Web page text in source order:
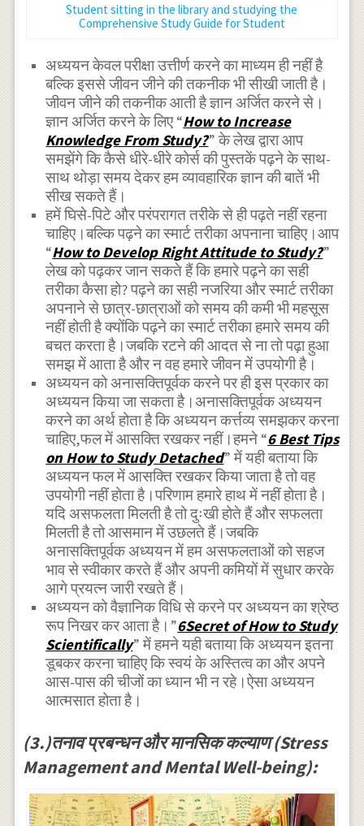
Student sitting in the library and studying the
Comprehensive Study Guide for Student
अध्ययन केवल परीक्षा उत्तीर्ण करने का माध्यम ही नहीं है
बल्कि इससे जीवन जीने की तकनीक भी सीखी जाती है।
जीवन जीने की तकनीक आती है ज्ञान अर्जित करने से।
ज्ञान अर्जित करने के लिए “How to Increase
Knowledge From Study?” के लेख द्वारा आप
समझेंगे कि कैसे धीरे-धीरे कोर्स की पुस्तकें पढ़ने के साथ-
साथ थोड़ा समय देकर हम व्यावहारिक ज्ञान की बातें भी
सीख सकते हैं।
हमें घिसे-पिटे और परंपरागत तरीके से ही पढ़ते नहीं रहना
चाहिए।बल्कि पढ़ने का स्मार्ट तरीका अपनाना चाहिए।आप
“How to Develop Right Attitude to Study?”
लेख को पढ़कर जान सकते हैं कि हमारे पढ़ने का सही
तरीका कैसा हो? पढ़ने का सही नजरिया और स्मार्ट तरीका
अपनाने से छात्र-छात्राओं को समय की कमी भी महसूस
नहीं होती है क्योंकि पढ़ने का स्मार्ट तरीका हमारे समय की
बचत करता है।जबकि रटने की आदत से ना तो पढ़ा हुआ
समझ में आता है और न वह हमारे जीवन में उपयोगी है।
अध्ययन को अनासक्तिपूर्वक करने पर ही इस प्रकार का
अध्ययन किया जा सकता है।अनासक्तिपूर्वक अध्ययन
करने का अर्थ होता है कि अध्ययन कर्त्तव्य समझकर करना
चाहिए,फल में आसक्ति रखकर नहीं।हमने “6 Best Tips
on How to Study Detached” में यही बताया कि
अध्ययन फल में आसक्ति रखकर किया जाता है तो वह
उपयोगी नहीं होता है।परिणाम हमारे हाथ में नहीं होता है।
यदि असफलता मिलती है तो दुःखी होते हैं और सफलता
मिलती है तो आसमान में उछलते हैं।जबकि
अनासक्तिपूर्वक अध्ययन में हम असफलताओं को सहज
भाव से स्वीकार करते हैं और अपनी कमियों में सुधार करके
आगे प्रयत्न जारी रखते हैं।
अध्ययन को वैज्ञानिक विधि से करने पर अध्ययन का श्रेष्ठ
रूप निखर कर आता है।”6Secret of How to Study
Scientifically” में हमने यही बताया कि अध्ययन इतना
डूबकर करना चाहिए कि स्वयं के अस्तित्व का और अपने
आस-पास की चीजों का ध्यान भी न रहे।ऐसा अध्ययन
आत्मसात होता है।
(3.)तनाव प्रबन्धन और मानसिक कल्याण (Stress
Management and Mental Well-being):